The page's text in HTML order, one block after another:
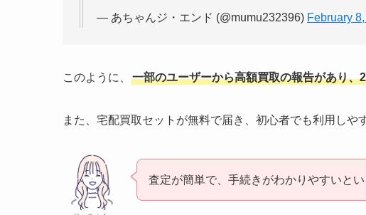
— あちゃんジ・エンド (@mumu232396) February
このように、 一部のユーザーから高額買取の報告があり
また、宅配買取セットが無料で届き、初心者でも利用しや
査定が簡単で、手続きがわかりやすいとい